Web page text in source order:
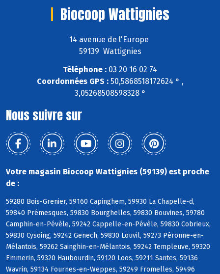
Biocoop Wattignies
14 avenue de l'Europe
59139 Wattignies
Téléphone : 03 20 16 02 74
Coordonnées GPS :50,5868518172624 ° ,
3,05268508598328 °
Nous suivre sur
Votre magasin Biocoop Wattignies (59139) est proche
de :
59280 Bois-Grenier, 59160 Capinghem, 59930 La Chapelle-d,
59840 Prémesques, 59830 Bourghelles, 59830 Bouvines, 59780
Camphin-en-Pévèle, 59242 Cappelle-en-Pévèle, 59830 Cobrieux,
59830 Cysoing, 59242 Genech, 59830 Louvil, 59273 Péronne-en-
Mélantois, 59262 Sainghin-en-Mélantois, 59242 Templeuve, 59320
Emmerin, 59320 Haubourdin, 59120 Loos, 59211 Santes, 59136
Wavrin, 59134 Fournes-en-Weppes, 59249 Fromelles, 59496